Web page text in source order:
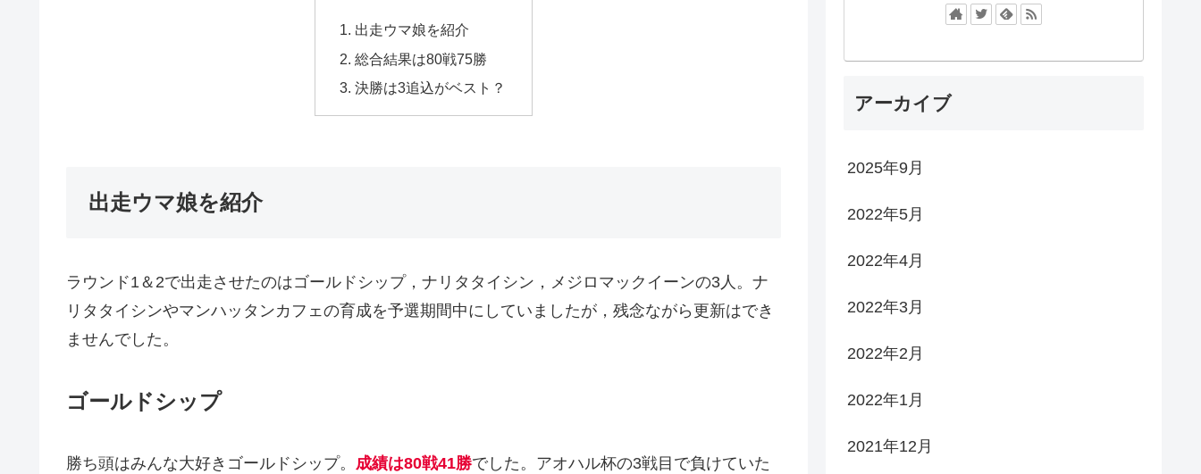
出走ウマ娘を紹介
総合結果は80戦75勝
決勝は3追込がベスト？
出走ウマ娘を紹介
ラウンド1＆2で出走させたのはゴールドシップ，ナリタタイシン，メジロマックイーンの3人。ナ
リタタイシンやマンハッタンカフェの育成を予選期間中にしていましたが，残念ながら更新はでき
ませんでした。
ゴールドシップ
勝ち頭はみんな大好きゴールドシップ。 成績は80戦41勝でした。アオハル杯の3戦目で負けていた
アーカイブ
2025年9月
2022年5月
2022年4月
2022年3月
2022年2月
2022年1月
2021年12月